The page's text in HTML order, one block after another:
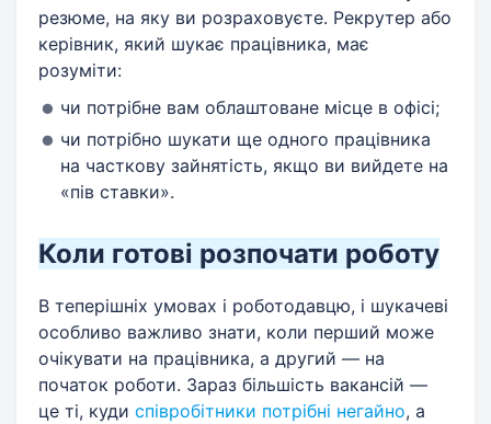
резюме, на яку ви розраховуєте. Рекрутер або
керівник, який шукає працівника, має
розуміти:
чи потрібне вам облаштоване місце в офісі;
чи потрібно шукати ще одного працівника
на часткову зайнятість, якщо ви вийдете на
«пів ставки».
Коли готові розпочати роботу
В теперішніх умовах і роботодавцю, і шукачеві
особливо важливо знати, коли перший може
очікувати на працівника, а другий — на
початок роботи. Зараз більшість вакансій —
це ті, куди співробітники потрібні негайно, а